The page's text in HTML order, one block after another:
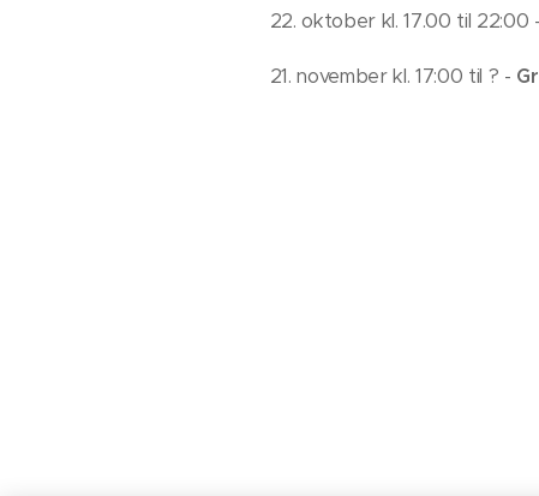
22. oktober kl. 17.00 til 22:00 -
21. november kl. 17:00 til ? -